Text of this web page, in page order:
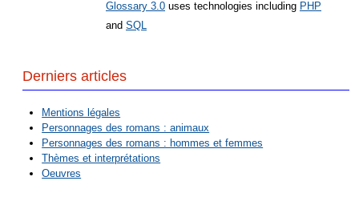
Glossary 3.0 uses technologies including PHP
and SQL
Derniers articles
Mentions légales
Personnages des romans : animaux
Personnages des romans : hommes et femmes
Thèmes et interprétations
Oeuvres